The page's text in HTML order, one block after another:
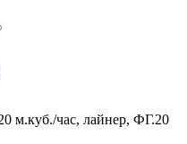
м.куб./час, лайнер, ФГ.20